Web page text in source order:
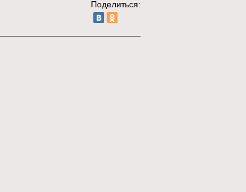
Поделиться: